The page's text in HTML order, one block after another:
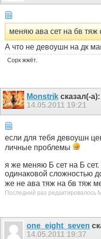
меняю ава сет на бв тяж
А что не девоушн на дк
Сорк жжёт.
Monstrik сказал(-а):
14.05.2011 19:21
если для тебя девоушн
личные проблемы
я же меняю Б сет на Б сет.
одинаковой сложностью
же не ава тяж на бв тяж
Последний раз редактировалось
one_eight_seven
14.05.2011 19:37